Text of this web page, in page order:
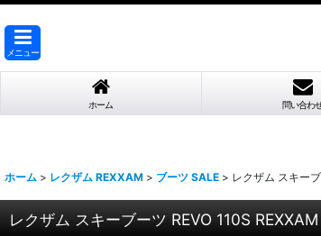
メニュー
ホーム 問い合わ
ホーム > レクザム REXXAM > ブーツ SALE > レクザム スキー
レクザム スキーブーツ REVO 110S